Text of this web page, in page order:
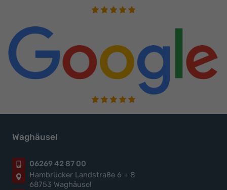
Waghäusel
06269 42 87 00
Hambrücker Landstraße 6 + 8
68753 Waghäusel